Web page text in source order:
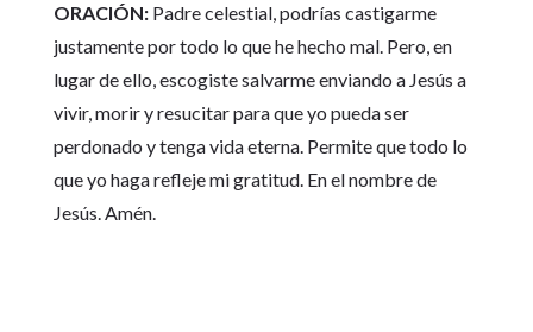
ORACIÓN:Padre celestial, podrías castigarme
justamente por todo lo que he hecho mal. Pero, en
lugar de ello, escogiste salvarme enviando a Jesús a
vivir, morir y resucitar para que yo pueda ser
perdonado y tenga vida eterna. Permite que todo lo
que yo haga refleje mi gratitud. En el nombre de
Jesús. Amén.